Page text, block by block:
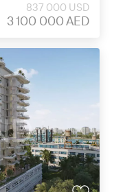
837 000 USD
3 100 000 AED